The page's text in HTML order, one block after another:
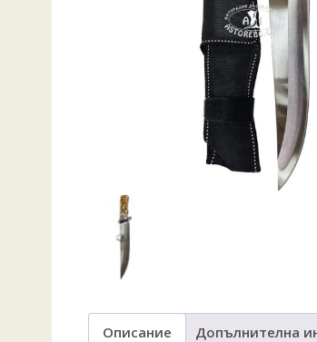
Описание Допълнителна